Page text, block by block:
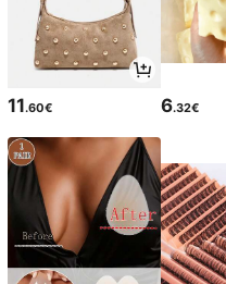
11.60€ 6.32€